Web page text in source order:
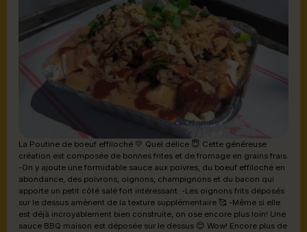
La Poutine de boeuf effiloché 💛 Quel délice 😇 Cette généreuse
création est composée de bonnes frites et de fromage en grains frais.
-On y ajoute une formidable sauce aux poivres, du boeuf effiloché en
abondance, des poivrons, oignons, champignons et du bacon qui
apporte un petit côté salé fort intéressant. -Les oignons frits déposés
sur le dessus amènent de la texture supplémentaire 🥰 -Même si elle
est déjà incroyablement bien construite, on ose encore plus loin! Une
sauce BBQ maison est déposée sur le dessus 😊 Wow! Encore plus de